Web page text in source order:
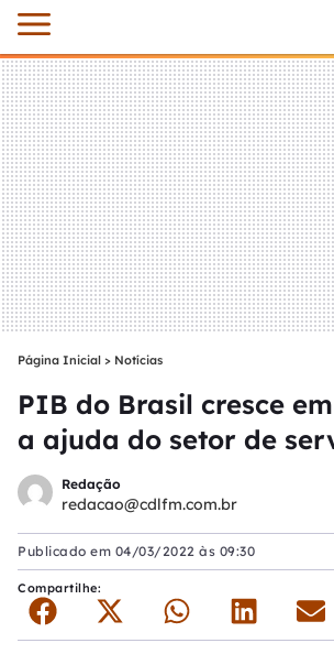
Página Inicial > Notícias
PIB do Brasil cresce
a ajuda do setor de
Redação
redacao@cdlfm.com.br
Publicado em 04/03/2022 às 09:30
Compartilhe: